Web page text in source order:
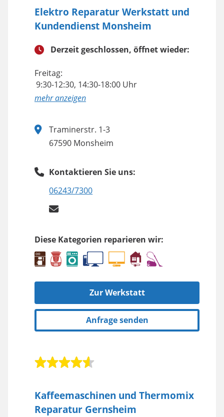
Elektro Reparatur Werkstatt und
Kundendienst Monsheim
Derzeit geschlossen, öffnet wieder:
Freitag:
9:30-12:30, 14:30-18:00 Uhr
anzeigen
Traminerstr. 1-3
67590 Monsheim
Kontaktieren Sie uns:
06243/7300
Diese Kategorien reparieren wir:
Zur Werkstatt
Anfrage senden
Kaffeemaschinen und Thermomix
Reparatur Gernsheim